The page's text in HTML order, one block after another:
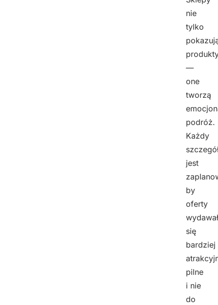
nie
tylko
—
one
tworzą
podróż.
Każdy
jest
by
oferty
się
bardziej
pilne
i nie
do